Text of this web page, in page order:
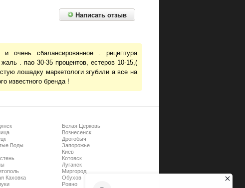
Написать отзыв
очень сбалансированное . рецептура
. пао 30-35 процентов, естеров 10-15,(
лошадку маркетологи згубили а все на
известного бренда !
Белая Церковь
Вознесенск
Дрогобыч
Воды
Запорожье
Киев
Котовск
Луганск
Миргород
Каховка
Обухов
Ровно